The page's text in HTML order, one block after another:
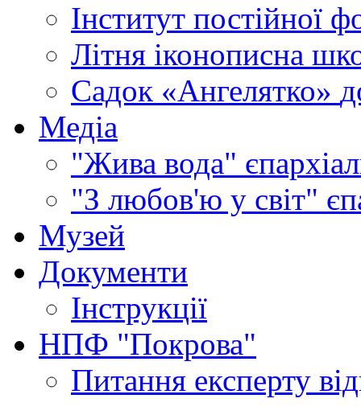
Інститут постійної
Літня іконописна
Садок «Ангелятко»
Медіа
"Жива вода"
"З любов'ю у світ"
Музей
Документи
Інструкції
НПФ "Покрова"
Питання експерту